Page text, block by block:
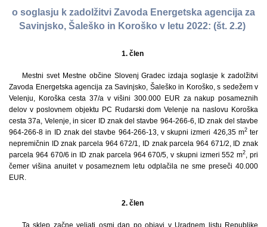
o soglasju k zadolžitvi Zavoda Energetska agencija za
Savinjsko, Šaleško in Koroško v letu 2022: (št. 2.2)
1. člen
Mestni svet Mestne občine Slovenj Gradec izdaja soglasje k zadolžitvi
Zavoda Energetska agencija za Savinjsko, Šaleško in Koroško, s sedežem v
Velenju, Koroška cesta 37/a v višini 300.000 EUR za nakup posameznih
delov v poslovnem objektu PC Rudarski dom Velenje na naslovu Koroška
cesta 37a, Velenje, in sicer ID znak del stavbe 964-266-6, ID znak del stavbe
964-266-8 in ID znak del stavbe 964-266-13, v skupni izmeri 426,35 m2ter
nepremičnin ID znak parcela 964 672/1, ID znak parcela 964 671/2, ID znak
parcela 964 670/6 in ID znak parcela 964 670/5, v skupni izmeri 552 m2, pri
čemer višina anuitet v posameznem letu odplačila ne sme preseči 40.000
EUR.
2. člen
Ta sklep začne veljati osmi dan po objavi v Uradnem listu Republike